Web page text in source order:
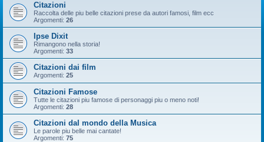
Citazioni
Raccolta delle piu belle citazioni prese da autori famosi, film ecc
Argomenti: 26
Ipse Dixit
Rimangono nella storia!
Argomenti: 33
Citazioni dai film
Argomenti: 25
Citazioni Famose
Tutte le citazioni piu famose di personaggi piu o meno noti!
Argomenti: 28
Citazioni dal mondo della Musica
Le parole piu belle mai cantate!
Argomenti: 75